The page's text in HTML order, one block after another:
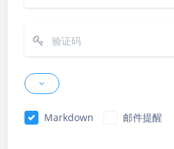
Markdown 邮件提醒